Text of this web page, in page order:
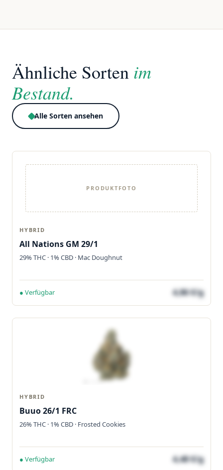
Ähnliche Sorten im
Bestand.
Alle Sorten ansehen
PRODUKTFOTO
HYBRID
All Nations GM 29/1
29% THC · 1% CBD · Mac Doughnut
● Verfügbar 4,86 €/g
HYBRID
Buuo 26/1 FRC
26% THC · 1% CBD · Frosted Cookies
● Verfügbar 4,48 €/g